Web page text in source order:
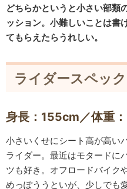
どちらかというと小さい部類
ッション。小難しいことは書
てもらえたらうれしい。
ライダースペック
身長：155cm／体重
小さいくせにシート高が高い
ライダー。最近はモタードに
ツも好き。オフロードバイク
めっぽううといが、少しでも